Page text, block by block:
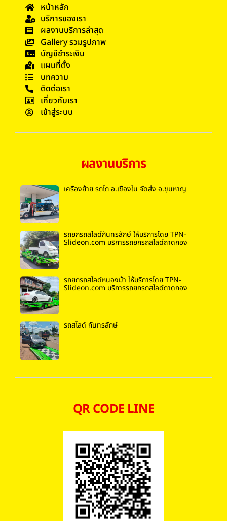
หน้าหลัก
บริการของเรา
ผลงานบริการล่าสุด
Gallery รวมรูปภาพ
บัญชีชำระเงิน
แผนที่ตั้ง
บทความ
ติดต่อเรา
เกี่ยวกับเรา
เข้าสู่ระบบ
ผลงานบริการ
เครื่องย้าย รถไถ อ.เขื่องใน จัดส่ง อ.ขุนหาญ
รถยกรถสไลด์กันทรลักษ์ ให้บริการโดย TPN-
Slideon.com บริการรถยกรถสไลด์ถาดกอง
รถยกรถสไลด์หนองม้า ให้บริการโดย TPN-
Slideon.com บริการรถยกรถสไลด์ถาดกอง
รถสไลด์ กันทรลักษ์
QR CODE LINE